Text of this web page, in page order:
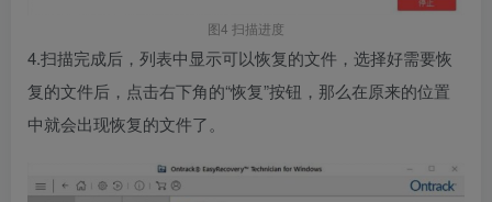
图4 扫描进度
4.扫描完成后，列表中显示可以恢复的文件，选择好需要恢
复的文件后，点击右下角的“恢复”按钮，那么在原来的位置
中就会出现恢复的文件了。